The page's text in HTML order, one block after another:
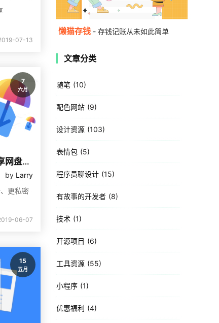
07-13
7
六月
“阅后即焚” 的私密文件分享网盘服务
by Larry
更私密
06-07
15
五月
懒猫存钱 - 存钱记账从未如此简单
文章分类
随笔 10
配色网站 9
设计资源 103
表情包 5
程序员聊设计 15
有故事的开发者 8
技术 1
开源项目 6
工具资源 55
小程序 1
优惠福利 4